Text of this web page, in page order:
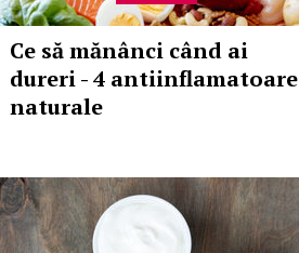
Ce să mănânci când ai
dureri - 4 antiinflamatoare
naturale